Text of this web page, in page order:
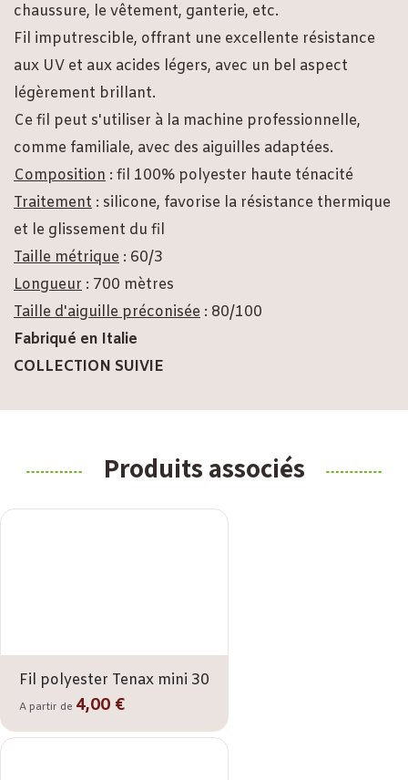
chaussure, le vêtement, ganterie, etc.
Fil imputrescible, offrant une excellente résistance
aux UV et aux acides légers, avec un bel aspect
légèrement brillant.
Ce fil peut s'utiliser à la machine professionnelle,
comme familiale, avec des aiguilles adaptées.
Composition : fil 100% polyester haute ténacité
Traitement : silicone, favorise la résistance thermique
et le glissement du fil
Taille métrique : 60/3
Longueur : 700 mètres
Taille d'aiguille préconisée : 80/100
Fabriqué en Italie
COLLECTION SUIVIE
Produits associés
Fil polyester Tenax mini 30
A partir de 4,00 €